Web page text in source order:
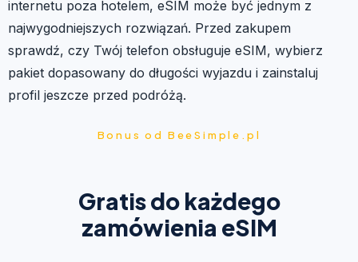
internetu poza hotelem, eSIM może być jednym z
najwygodniejszych rozwiązań. Przed zakupem
sprawdź, czy Twój telefon obsługuje eSIM, wybierz
pakiet dopasowany do długości wyjazdu i zainstaluj
profil jeszcze przed podróżą.
Bonus od BeeSimple.pl
Gratis do każdego
zamówienia eSIM